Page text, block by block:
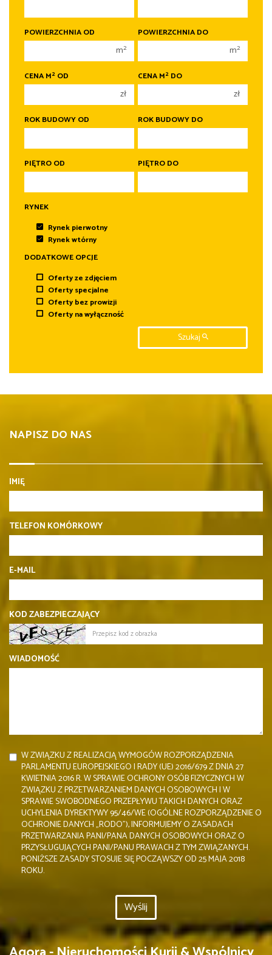
2 pokoje
3 pokoje
4 pokoje
6 pokoi
2 pokoje
3 pokoje
4 pokoje
6 pokoi
POWIERZCHNIA OD
m2
POWIERZCHNIA DO
m2
CENA M2 OD
zł
CENA M2 DO
zł
ROK BUDOWY OD ROK BUDOWY DO
PIĘTRO OD PIĘTRO DO
RYNEK
Rynek pierwotny
Rynek wtórny
DODATKOWE OPCJE
Oferty ze zdjęciem
Oferty specjalne
Oferty bez prowizji
Oferty na wyłączność
Szukaj
NAPISZ DO NAS
IMIĘ
TELEFON KOMÓRKOWY
E-MAIL
KOD ZABEZPIECZAJĄCY
WIADOMOŚĆ
W ZWIĄZKU Z REALIZACJĄ WYMOGÓW ROZPORZĄDZENIA
PARLAMENTU EUROPEJSKIEGO I RADY (UE) 2016/679 Z DNIA 27
KWIETNIA 2016 R. W SPRAWIE OCHRONY OSÓB FIZYCZNYCH W
ZWIĄZKU Z PRZETWARZANIEM DANYCH OSOBOWYCH I W
SPRAWIE SWOBODNEGO PRZEPŁYWU TAKICH DANYCH ORAZ
UCHYLENIA DYREKTYWY 95/46/WE (OGÓLNE ROZPORZĄDZENIE O
OCHRONIE DANYCH „RODO”), INFORMUJEMY O ZASADACH
PRZETWARZANIA PANI/PANA DANYCH OSOBOWYCH ORAZ O
PRZYSŁUGUJĄCYCH PANI/PANU PRAWACH Z TYM ZWIĄZANYCH.
PONIŻSZE ZASADY STOSUJE SIĘ POCZĄWSZY OD 25 MAJA 2018
ROKU.